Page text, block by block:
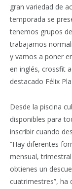
gran variedad de
temporada se
tenemos grupos
trabajamos
y vamos a poner
en inglés, crossfit
destacado Félix
Desde la piscina
disponibles para
inscribir cuando
“Hay diferentes
mensual,
obtienes un
cuatrimestres”, ha